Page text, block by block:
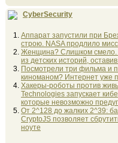
CyberSecurity
Аппарат запустили при
строю. NASA продлило
Женщина? Слишком смело.
из детских историй,
Посмотрели три фильма и
киноманом? Интернет уже
Хакеры-роботы против
Technologies запускает
которые невозможно
От 2^128 до жалких 2^39:
CryptoJS позволяет
ноуте